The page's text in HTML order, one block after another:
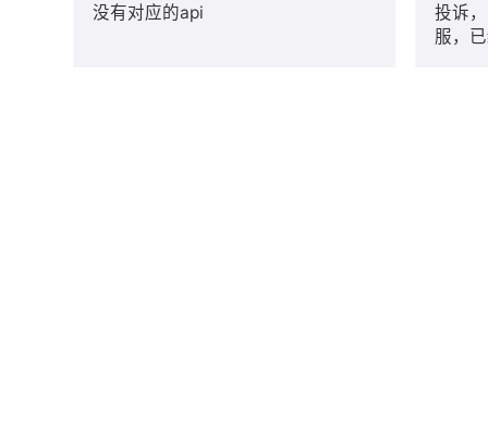
没有对应的api
投诉
服，